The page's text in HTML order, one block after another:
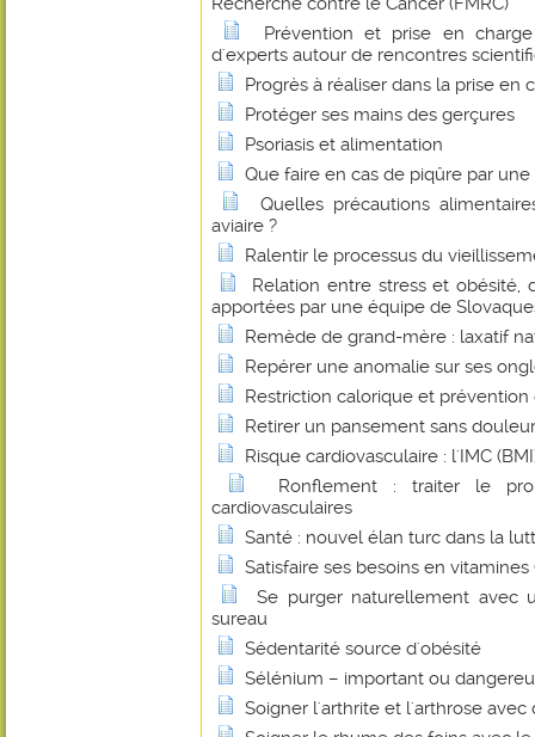
Prévention et prise en
d'experts autour de rencontres
Progrès à réaliser dans la prise en
Protéger ses mains des gerçures
Psoriasis et alimentation
Que faire en cas de piqûre par
Quelles précautions
aviaire ?
Ralentir le processus du
Relation entre stress et obésité,
apportées par une équipe de
Remède de grand-mère : laxatif
Repérer une anomalie sur ses
Restriction calorique et
Retirer un pansement sans douleur
Risque cardiovasculaire : l'IMC
Ronflement : traiter le
cardiovasculaires
Santé : nouvel élan turc dans la
Satisfaire ses besoins en vitamines
Se purger naturellement avec
sureau
Sédentarité source d'obésité
Sélénium – important ou
Soigner l'arthrite et l'arthrose avec